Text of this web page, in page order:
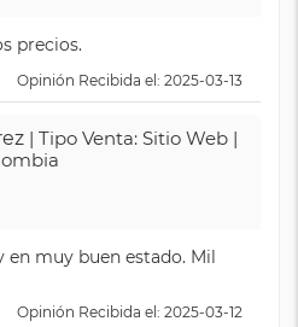
precios.
Opinión Recibida el: 2025-03-13
| Tipo Venta: Sitio Web |
muy buen estado. Mil
Opinión Recibida el: 2025-03-12